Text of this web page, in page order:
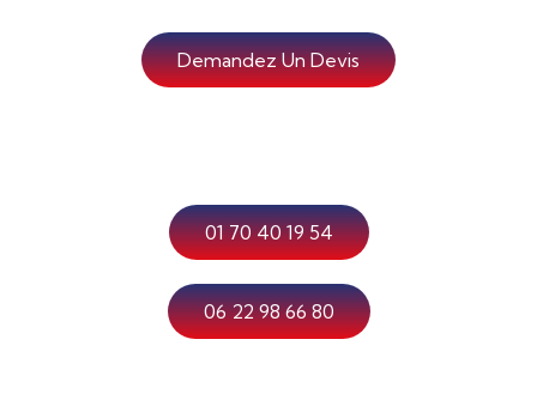
Demandez Un Devis
01 70 40 19 54
06 22 98 66 80